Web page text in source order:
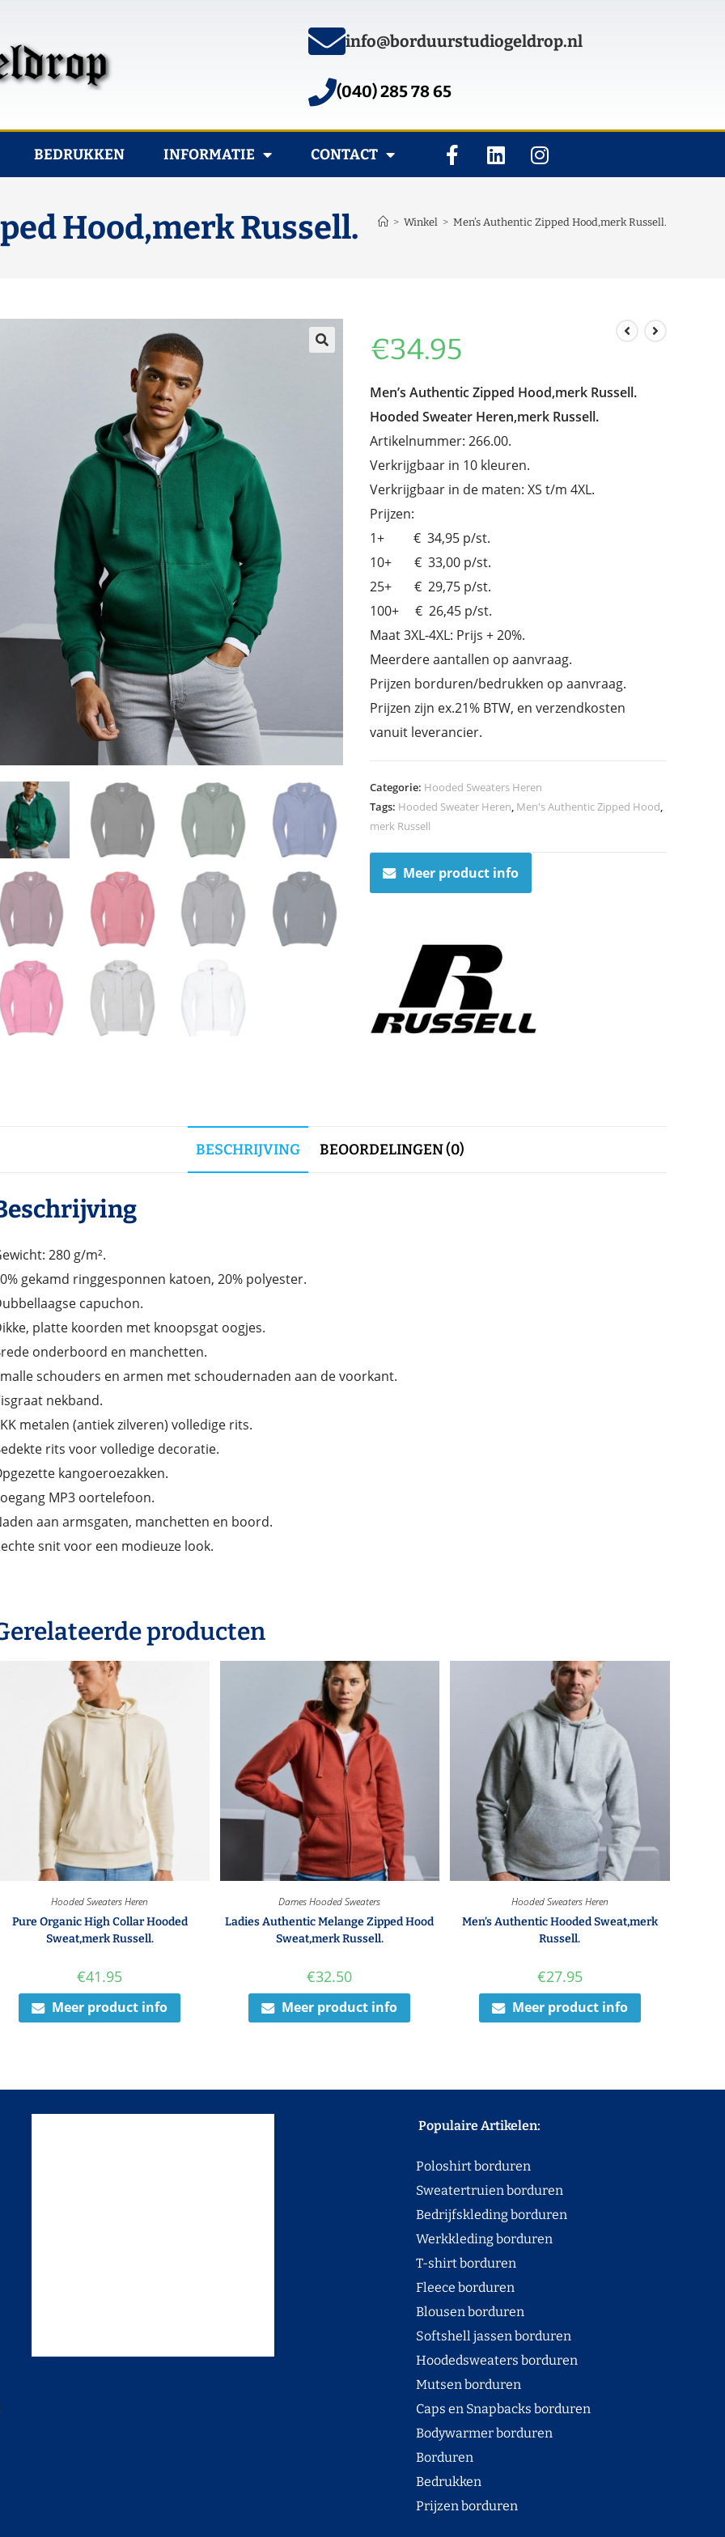
info@borduurstudiogeldrop.nl
(040) 285 78 65
BEDRUKKEN INFORMATIE CONTACT
Hood,merk Russell. > Winkel > Men’s Authentic Zipped Hood,merk Russell.
€34.95
Men’s Authentic Zipped Hood,merk Russell.
Hooded Sweater Heren,merk Russell.
Artikelnummer: 266.00.
Verkrijgbaar in 10 kleuren.
Verkrijgbaar in de maten: XS t/m 4XL.
Prijzen:
1+ € 34,95 p/st.
10+ € 33,00 p/st.
25+ € 29,75 p/st.
100+ € 26,45 p/st.
Maat 3XL-4XL: Prijs + 20%.
Meerdere aantallen op aanvraag.
Prijzen borduren/bedrukken op aanvraag.
Prijzen zijn ex.21% BTW, en verzendkosten
vanuit leverancier.
Categorie: Hooded Sweaters Heren
Tags: Hooded Sweater Heren, Men's Authentic Zipped Hood,
merk Russell
Meer product info
BESCHRIJVING BEOORDELINGEN (0)
280 g/m².
gekamd ringgesponnen katoen, 20% polyester.
capuchon.
platte koorden met knoopsgat oogjes.
onderboord en manchetten.
schouders en armen met schoudernaden aan de voorkant.
nekband.
metalen (antiek zilveren) volledige rits.
rits voor volledige decoratie.
kangoeroezakken.
MP3 oortelefoon.
aan armsgaten, manchetten en boord.
snit voor een modieuze look.
producten
Hooded Sweaters Heren
Pure Organic High Collar Hooded
Sweat,merk Russell.
€41.95
Meer product info
Dames Hooded Sweaters
Ladies Authentic Melange Zipped Hood
Sweat,merk Russell.
€32.50
Meer product info
Hooded Sweaters Heren
Men’s Authentic Hooded Sweat,merk
Russell.
€27.95
Meer product info
Populaire Artikelen:
Poloshirt borduren
Sweatertruien borduren
Bedrijfskleding borduren
Werkkleding borduren
T-shirt borduren
Fleece borduren
Blousen borduren
Softshell jassen borduren
Hoodedsweaters borduren
Mutsen borduren
Caps en Snapbacks borduren
Bodywarmer borduren
Borduren
Bedrukken
Prijzen borduren